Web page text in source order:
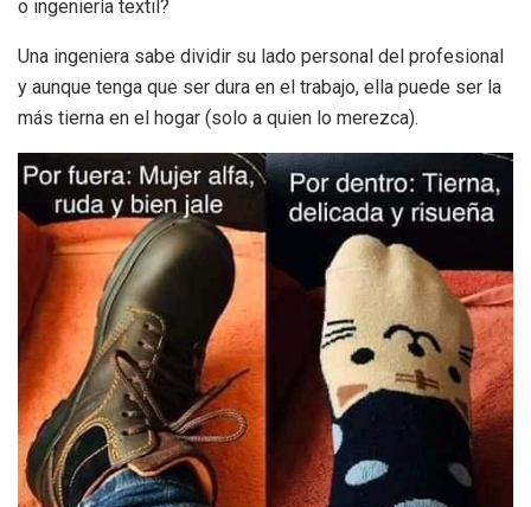
o ingeniería textil?
Una ingeniera sabe dividir su lado personal del profesional
y aunque tenga que ser dura en el trabajo, ella puede ser la
más tierna en el hogar (solo a quien lo merezca).